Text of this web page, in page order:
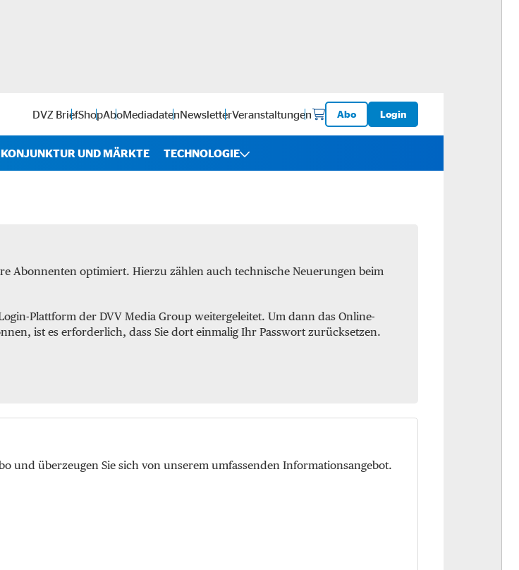
DVZ BriefShopAboMediadatenNewsletterVeranstaltungen Abo Login
KONJUNKTUR UND MÄRKTE TECHNOLOGIE
Intralogistik
Abonnenten optimiert. Hierzu zählen auch technische Neuerungen beim
Plattform der DVV Media Group weitergeleitet. Um dann das Online-
ist es erforderlich, dass Sie dort einmalig Ihr Passwort zurücksetzen.
und überzeugen Sie sich von unserem umfassenden Informationsangebot.